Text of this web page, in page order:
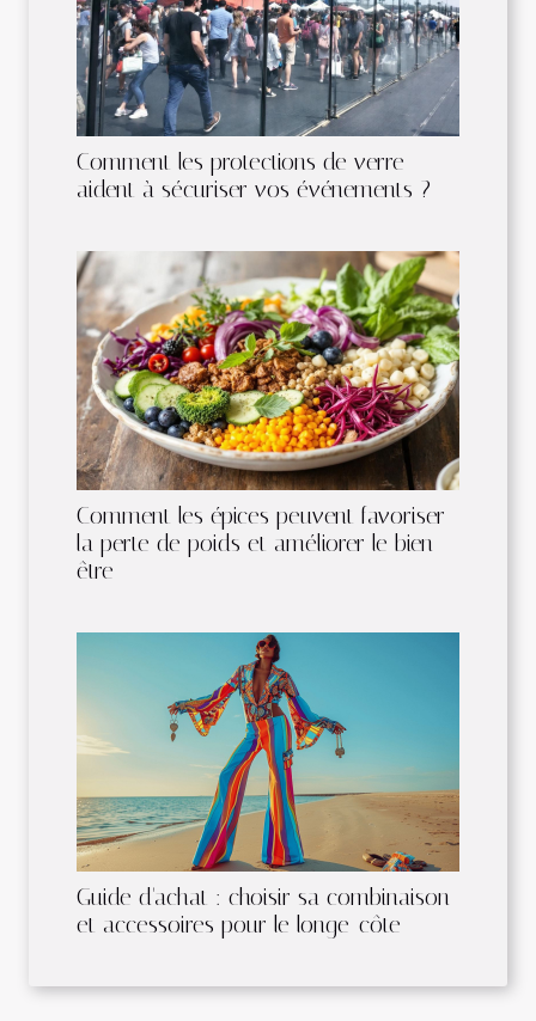
Comment les protections de verre
aident à sécuriser vos événements ?
Comment les épices peuvent favoriser
la perte de poids et améliorer le bien-
être
Guide d'achat : choisir sa combinaison
et accessoires pour le longe-côte